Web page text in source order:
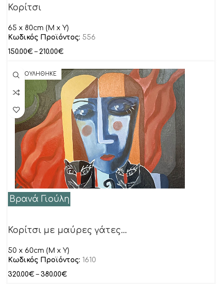
Κορίτσι
65 x 80cm (M x Y)
Κωδικός Προϊόντος: 556
150.00€ – 210.00€
ΠΟΥΛΗΘΗΚΕ
Βρανά Γιούλη
Κορίτσι με μαύρες γάτες…
50 x 60cm (M x Y)
Κωδικός Προϊόντος: 1610
320.00€ – 380.00€